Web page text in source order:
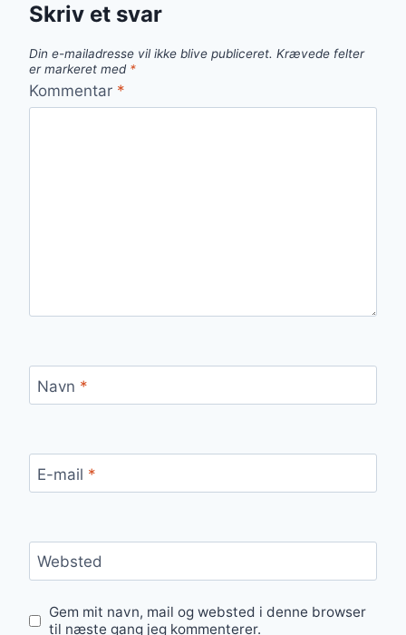
Skriv et svar
Din e-mailadresse vil ikke blive publiceret. Krævede felter
er markeret med *
Kommentar *
Navn *
E-mail *
Websted
Gem mit navn, mail og websted i denne browser
til næste gang jeg kommenterer.